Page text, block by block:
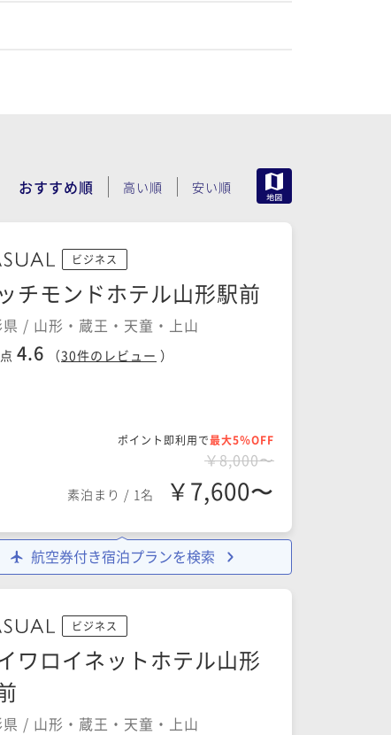
おすすめ順 高い順 安い順
ビジネス
チモンドホテル山形駅前
県 / 山形・蔵王・天童・上山
4.6 （30件のレビュー ）
ポイント即利用で最大5％OFF
￥8,000〜
素泊まり / 1名 ￥7,600〜
航空券付き宿泊プランを検索
ビジネス
ワロイネットホテル山形
県 / 山形・蔵王・天童・上山